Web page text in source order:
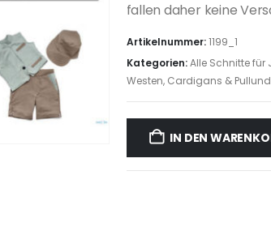
fallen daher keine
Artikelnummer:1199_1
Kategorien:Alle Schnitte für
Westen, Cardigans &
IN DEN